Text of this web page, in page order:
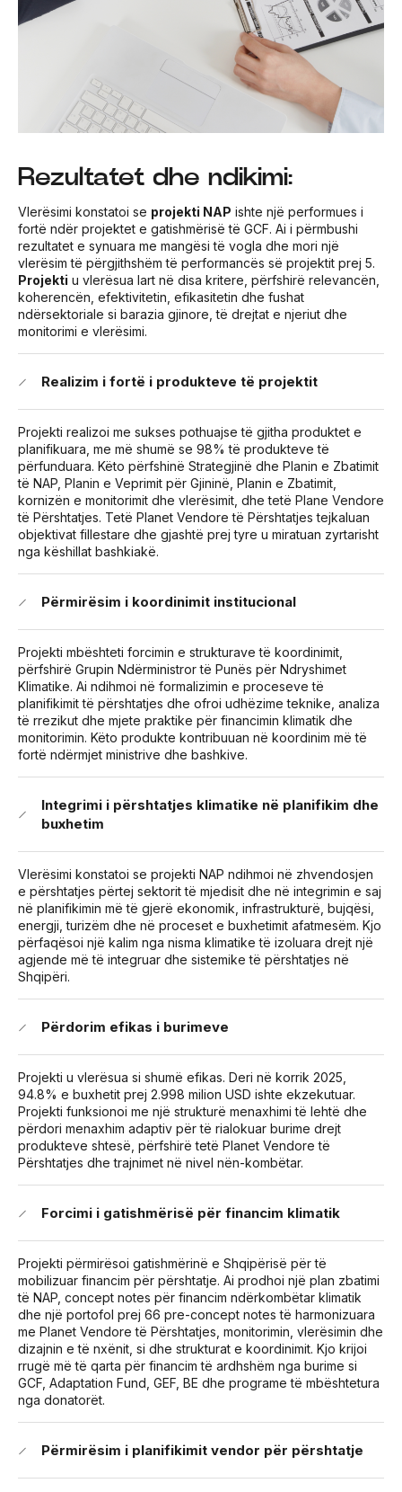
Rezultatet dhe ndikimi:
Vlerësimi konstatoi se projekti NAP ishte një performues i
fortë ndër projektet e gatishmërisë të GCF. Ai i përmbushi
rezultatet e synuara me mangësi të vogla dhe mori një
vlerësim të përgjithshëm të performancës së projektit prej 5.
Projekti u vlerësua lart në disa kritere, përfshirë relevancën,
koherencën, efektivitetin, efikasitetin dhe fushat
ndërsektoriale si barazia gjinore, të drejtat e njeriut dhe
monitorimi e vlerësimi.
Realizim i fortë i produkteve të projektit
Projekti realizoi me sukses pothuajse të gjitha produktet e
planifikuara, me më shumë se 98% të produkteve të
përfunduara. Këto përfshinë Strategjinë dhe Planin e Zbatimit
të NAP, Planin e Veprimit për Gjininë, Planin e Zbatimit,
kornizën e monitorimit dhe vlerësimit, dhe tetë Plane Vendore
të Përshtatjes. Tetë Planet Vendore të Përshtatjes tejkaluan
objektivat fillestare dhe gjashtë prej tyre u miratuan zyrtarisht
nga këshillat bashkiakë.
Përmirësim i koordinimit institucional
Projekti mbështeti forcimin e strukturave të koordinimit,
përfshirë Grupin Ndërministror të Punës për Ndryshimet
Klimatike. Ai ndihmoi në formalizimin e proceseve të
planifikimit të përshtatjes dhe ofroi udhëzime teknike, analiza
të rrezikut dhe mjete praktike për financimin klimatik dhe
monitorimin. Këto produkte kontribuuan në koordinim më të
fortë ndërmjet ministrive dhe bashkive.
Integrimi i përshtatjes klimatike në planifikim dhe
buxhetim
Vlerësimi konstatoi se projekti NAP ndihmoi në zhvendosjen
e përshtatjes përtej sektorit të mjedisit dhe në integrimin e saj
në planifikimin më të gjerë ekonomik, infrastrukturë, bujqësi,
energji, turizëm dhe në proceset e buxhetimit afatmesëm. Kjo
përfaqësoi një kalim nga nisma klimatike të izoluara drejt një
agjende më të integruar dhe sistemike të përshtatjes në
Shqipëri.
Përdorim efikas i burimeve
Projekti u vlerësua si shumë efikas. Deri në korrik 2025,
94.8% e buxhetit prej 2.998 milion USD ishte ekzekutuar.
Projekti funksionoi me një strukturë menaxhimi të lehtë dhe
përdori menaxhim adaptiv për të rialokuar burime drejt
produkteve shtesë, përfshirë tetë Planet Vendore të
Përshtatjes dhe trajnimet në nivel nën-kombëtar.
Forcimi i gatishmërisë për financim klimatik
Projekti përmirësoi gatishmërinë e Shqipërisë për të
mobilizuar financim për përshtatje. Ai prodhoi një plan zbatimi
të NAP, concept notes për financim ndërkombëtar klimatik
dhe një portofol prej 66 pre-concept notes të harmonizuara
me Planet Vendore të Përshtatjes, monitorimin, vlerësimin dhe
dizajnin e të nxënit, si dhe strukturat e koordinimit. Kjo krijoi
rrugë më të qarta për financim të ardhshëm nga burime si
GCF, Adaptation Fund, GEF, BE dhe programe të mbështetura
nga donatorët.
Përmirësim i planifikimit vendor për përshtatje